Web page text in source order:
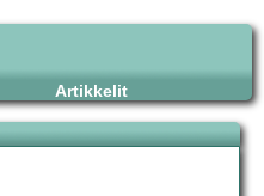
Artikkelit